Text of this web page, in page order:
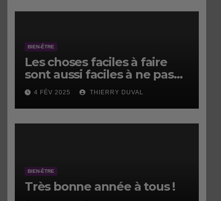
BIEN-ÊTRE
Les choses faciles à faire
sont aussi faciles à ne pas
faire.
4 FÉV 2025 THIERRY DUVAL
BIEN-ÊTRE
Très bonne année à tous !